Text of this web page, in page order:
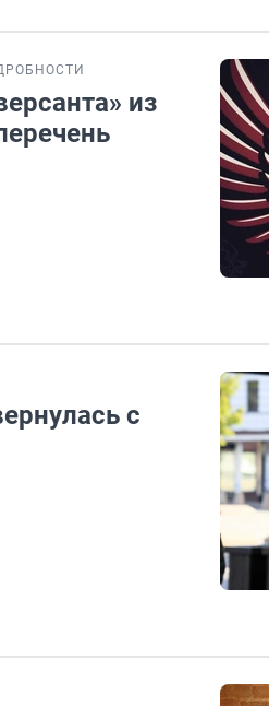
из
с